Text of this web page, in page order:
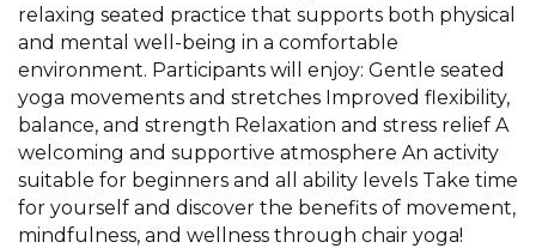
relaxing seated practice that supports both physical
and mental well-being in a comfortable
environment. Participants will enjoy: Gentle seated
yoga movements and stretches Improved flexibility,
balance, and strength Relaxation and stress relief A
welcoming and supportive atmosphere An activity
suitable for beginners and all ability levels Take time
for yourself and discover the benefits of movement,
mindfulness, and wellness through chair yoga!